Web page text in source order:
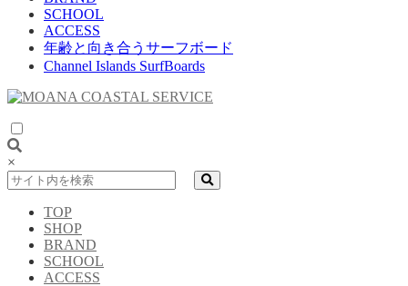
SCHOOL
ACCESS
年齢と向き合うサーフボード
Channel Islands SurfBoards
×
TOP
SHOP
BRAND
SCHOOL
ACCESS